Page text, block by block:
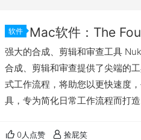
软件
强大的合成、剪辑和审查工具
合成、剪辑和审查提供了尖端的
式工作流程，将助您以更快速度
具，专为简化日常工作流程而打
最佳选择。 不止拥有Nuke的核
0人点赞 捡屁笑